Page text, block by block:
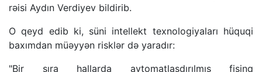
rəisi Aydın Verdiyev bildirib.
O qeyd edib ki, süni intellekt texnologiyaları hüquqi
baxımdan müəyyən risklər də yaradır:
"Bir sıra hallarda avtomatlaşdırılmış fişinq